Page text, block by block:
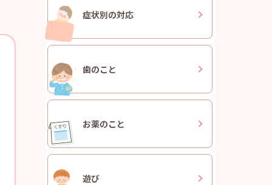
症状別の対応
歯のこと
お薬のこと
遊び